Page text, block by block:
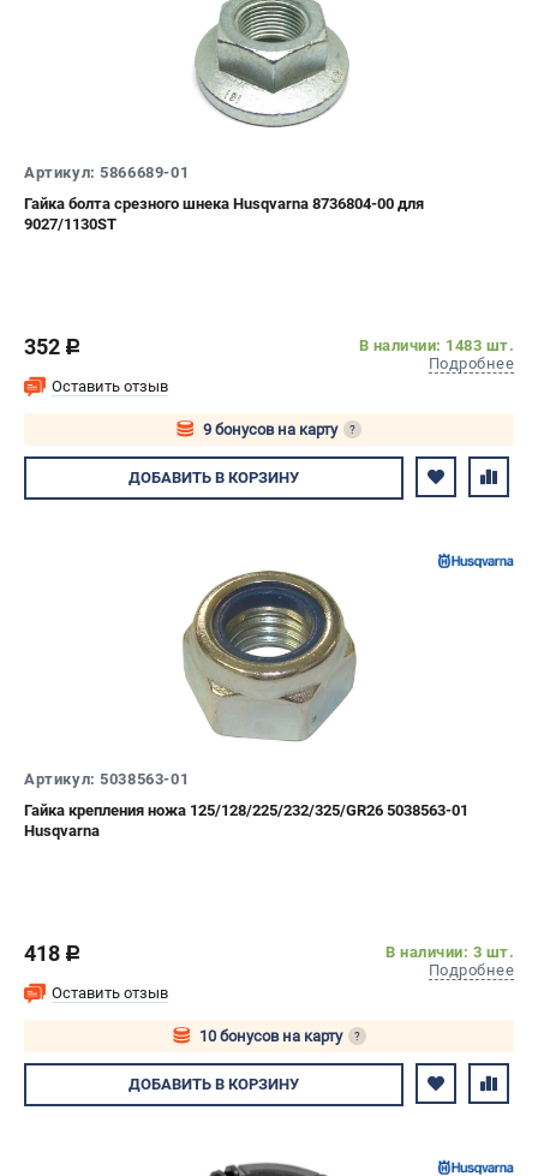
Промышленные пылесосы
ПОЛЕЗНАЯ ИНФОРМАЦИЯ
Полезные статьи
Глоссарий терминов
ТЕЛЕФОН (САНКТ-ПЕТЕРБУРГ)
+7 (812) 748-27-58
8 (812) 318-40-26
8 (800) 550-70-46
Режим работы колл-центра:
пн-пт - с 9:00 до 18:00
сб - с 10:00 до 16:00
вс - выходной
ЗАКАЗ ЗАПЧАСТЕЙ
+7 (8112) 59-10-67
Артикул: 5866689-01
Гайка болта срезного шнека Husqvarna 8736804-00 для
9027/1130ST
352 c
В наличии: 1483 шт.
Подробнее
Оставить отзыв
9 бонусов на карту ?
Авторизуйтесь
ДОБАВИТЬ В КОРЗИНУ
Артикул: 5038563-01
Гайка крепления ножа 125/128/225/232/325/GR26 5038563-01
Husqvarna
418 c
В наличии: 3 шт.
Подробнее
Оставить отзыв
10 бонусов на карту ?
Авторизуйтесь
ДОБАВИТЬ В КОРЗИНУ